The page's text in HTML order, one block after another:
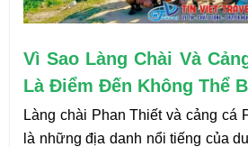
Vì Sao Làng Chài Và
Là Điểm Đến Không Thể
Làng chài Phan Thiết và cảng cá
là những địa danh nổi tiếng của